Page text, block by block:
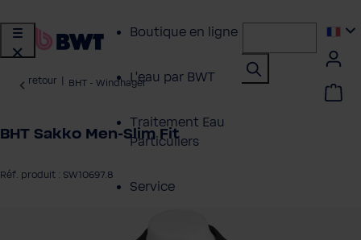
Boutique en ligne
L'eau par BWT
Traitement Eau
Particuliers
Service
À propos
retour BHT - Windhager
BHT Sakko Men-Slim Fit
Réf. produit : SW10697.8